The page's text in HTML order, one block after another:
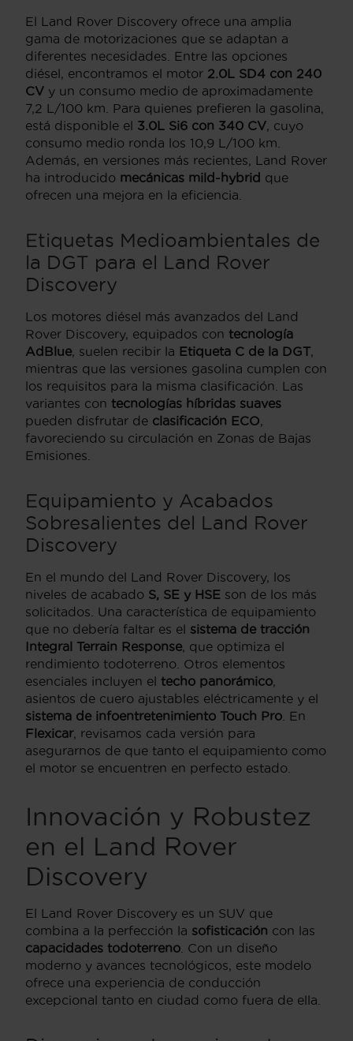
El Land Rover Discovery ofrece una amplia
gama de motorizaciones que se adaptan a
diferentes necesidades. Entre las opciones
diésel, encontramos el motor 2.0L SD4 con 240
CV y un consumo medio de aproximadamente
7,2 L/100 km. Para quienes prefieren la gasolina,
está disponible el 3.0L Si6 con 340 CV, cuyo
consumo medio ronda los 10,9 L/100 km.
Además, en versiones más recientes, Land Rover
ha introducido mecánicas mild-hybrid que
ofrecen una mejora en la eficiencia.
Etiquetas Medioambientales de
la DGT para el Land Rover
Discovery
Los motores diésel más avanzados del Land
Rover Discovery, equipados con tecnología
AdBlue, suelen recibir la Etiqueta C de la DGT,
mientras que las versiones gasolina cumplen con
los requisitos para la misma clasificación. Las
variantes con tecnologías híbridas suaves
pueden disfrutar de clasificación ECO,
favoreciendo su circulación en Zonas de Bajas
Emisiones.
Equipamiento y Acabados
Sobresalientes del Land Rover
Discovery
En el mundo del Land Rover Discovery, los
niveles de acabado S, SE y HSE son de los más
solicitados. Una característica de equipamiento
que no debería faltar es el sistema de tracción
Integral Terrain Response, que optimiza el
rendimiento todoterreno. Otros elementos
esenciales incluyen el techo panorámico,
asientos de cuero ajustables eléctricamente y el
sistema de infoentretenimiento Touch Pro . En
Flexicar, revisamos cada versión para
asegurarnos de que tanto el equipamiento como
el motor se encuentren en perfecto estado.
Innovación y Robustez
en el Land Rover
Discovery
El Land Rover Discovery es un SUV que
combina a la perfección la sofisticación con las
capacidades todoterreno . Con un diseño
moderno y avances tecnológicos, este modelo
ofrece una experiencia de conducción
excepcional tanto en ciudad como fuera de ella.